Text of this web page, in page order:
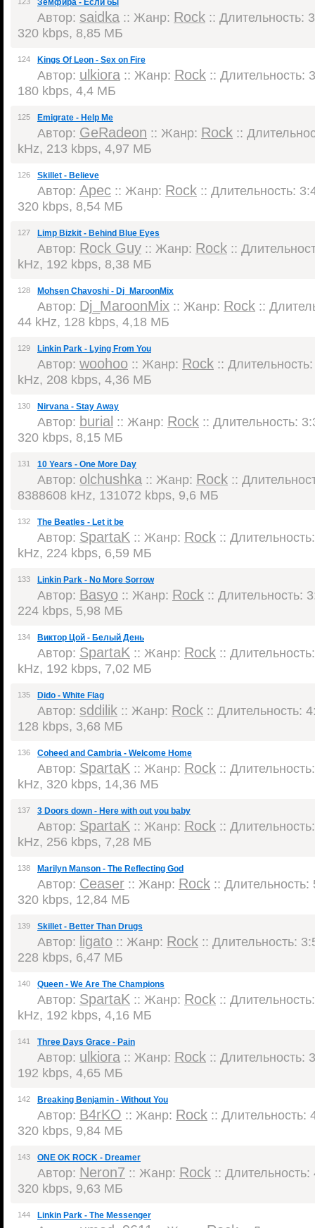
Земфира - Если бы
Автор: saidka :: Жанр: Rock :: Длительность:
320 kbps, 8,85 МБ
124 Kings Of Leon - Sex on Fire
Автор: ulkiora :: Жанр: Rock :: Длительность:
180 kbps, 4,4 МБ
125 Emigrate - Help Me
Автор: GeRadeon :: Жанр: Rock ::
kHz, 213 kbps, 4,97 МБ
126 Skillet - Believe
Автор: Apec :: Жанр: Rock :: Длительность:
320 kbps, 8,54 МБ
127 Limp Bizkit - Behind Blue Eyes
Автор: Rock Guy :: Жанр: Rock ::
kHz, 192 kbps, 8,38 МБ
128 Mohsen Chavoshi - Dj_MaroonMix
Автор: Dj_MaroonMix :: Жанр: Rock ::
44 kHz, 128 kbps, 4,18 МБ
129 Linkin Park - Lying From You
Автор: woohoo :: Жанр: Rock ::
kHz, 208 kbps, 4,36 МБ
130 Nirvana - Stay Away
Автор: burial :: Жанр: Rock :: Длительность:
320 kbps, 8,15 МБ
131 10 Years - One More Day
Автор: olchushka :: Жанр: Rock ::
8388608 kHz, 131072 kbps, 9,6 МБ
132 The Beatles - Let it be
Автор: SpartaK :: Жанр: Rock ::
kHz, 224 kbps, 6,59 МБ
133 Linkin Park - No More Sorrow
Автор: Basyo :: Жанр: Rock :: Длительность:
224 kbps, 5,98 МБ
134 Виктор Цой - Белый День
Автор: SpartaK :: Жанр: Rock ::
kHz, 192 kbps, 7,02 МБ
135 Dido - White Flag
Автор: sddilik :: Жанр: Rock :: Длительность:
128 kbps, 3,68 МБ
136 Coheed and Cambria - Welcome Home
Автор: SpartaK :: Жанр: Rock ::
kHz, 320 kbps, 14,36 МБ
137 3 Doors down - Here with out you baby
Автор: SpartaK :: Жанр: Rock ::
kHz, 256 kbps, 7,28 МБ
138 Marilyn Manson - The Reflecting God
Автор: Ceaser :: Жанр: Rock ::
320 kbps, 12,84 МБ
139 Skillet - Better Than Drugs
Автор: ligato :: Жанр: Rock :: Длительность:
228 kbps, 6,47 МБ
140 Queen - We Are The Champions
Автор: SpartaK :: Жанр: Rock ::
kHz, 192 kbps, 4,16 МБ
141 Three Days Grace - Pain
Автор: ulkiora :: Жанр: Rock :: Длительность:
192 kbps, 4,65 МБ
142 Breaking Benjamin - Without You
Автор: B4rKO :: Жанр: Rock :: Длительность:
320 kbps, 9,84 МБ
143 ONE OK ROCK - Dreamer
Автор: Neron7 :: Жанр: Rock ::
320 kbps, 9,63 МБ
144 Linkin Park - The Messenger